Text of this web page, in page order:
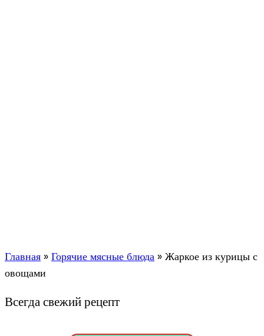
Главная»Горячие мясные блюда»Жаркое из курицы с
овощами
Всегда свежий рецепт